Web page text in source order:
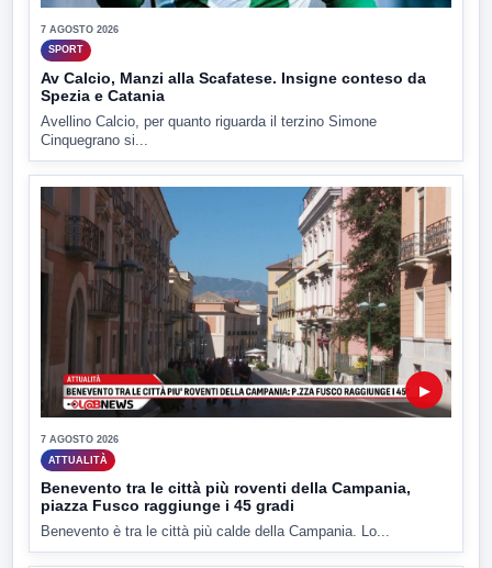
7 AGOSTO 2026
SPORT
Av Calcio, Manzi alla Scafatese. Insigne conteso da
Spezia e Catania
Avellino Calcio, per quanto riguarda il terzino Simone
Cinquegrano si...
▶
7 AGOSTO 2026
ATTUALITÀ
Benevento tra le città più roventi della Campania,
piazza Fusco raggiunge i 45 gradi
Benevento è tra le città più calde della Campania. Lo...